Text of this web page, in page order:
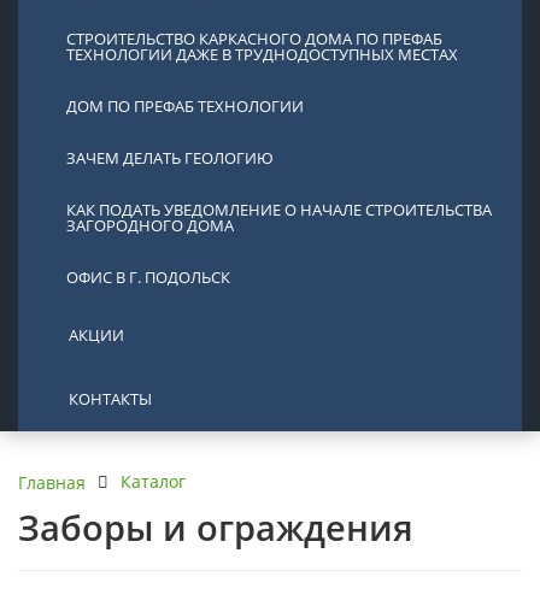
СТРОИТЕЛЬСТВО КАРКАСНОГО ДОМА ПО ПРЕФАБ
ТЕХНОЛОГИИ ДАЖЕ В ТРУДНОДОСТУПНЫХ МЕСТАХ
ДОМ ПО ПРЕФАБ ТЕХНОЛОГИИ
ЗАЧЕМ ДЕЛАТЬ ГЕОЛОГИЮ
КАК ПОДАТЬ УВЕДОМЛЕНИЕ О НАЧАЛЕ СТРОИТЕЛЬСТВА
ЗАГОРОДНОГО ДОМА
ОФИС В Г. ПОДОЛЬСК
АКЦИИ
КОНТАКТЫ
Главная Каталог
Заборы и ограждения